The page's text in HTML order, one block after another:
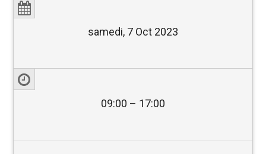
samedi, 7 Oct 2023
09:00 – 17:00